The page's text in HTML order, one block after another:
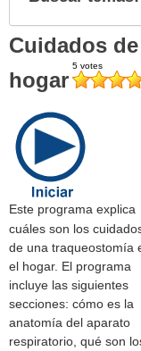
Cuidados
hogar
Este programa explica
cuáles son los
de una traqueostomía
el hogar. El programa
incluye las siguientes
secciones: cómo es la
anatomía del aparato
respiratorio, qué son